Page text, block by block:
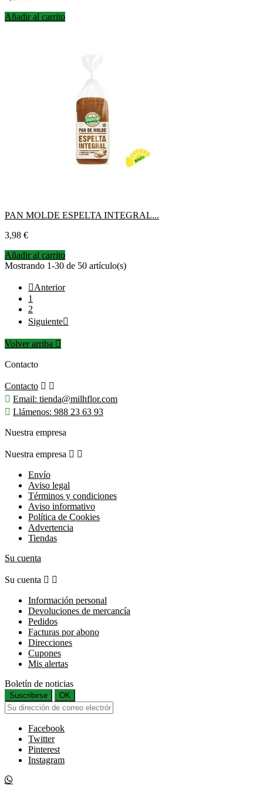
Añadir al carrito
PAN MOLDE ESPELTA INTEGRAL...
Precio
3,98 €
Añadir al carrito
Mostrando 1-30 de 50 artículo(s)
Anterior
1
2
Siguiente
Volver arriba 
Contacto
Contacto  
 Email: tienda@milhflor.com
 Llámenos: 988 23 63 93
Nuestra empresa
Nuestra empresa  
Envío
Aviso legal
Términos y condiciones
Aviso informativo
Política de Cookies
Advertencia
Tiendas
Su cuenta
Su cuenta  
Información personal
Devoluciones de mercancía
Pedidos
Facturas por abono
Direcciones
Cupones
Mis alertas
Boletín de noticias
Suscribirse OK
Facebook
Twitter
Pinterest
Instagram